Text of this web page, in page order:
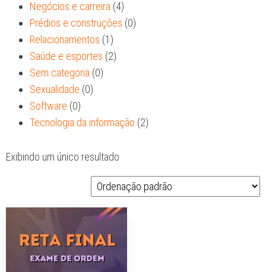
Negócios e carreira (4)
Prédios e construções (0)
Relacionamentos (1)
Saúde e esportes (2)
Sem categoria (0)
Sexualidade (0)
Software (0)
Tecnologia da informação (2)
Exibindo um único resultado